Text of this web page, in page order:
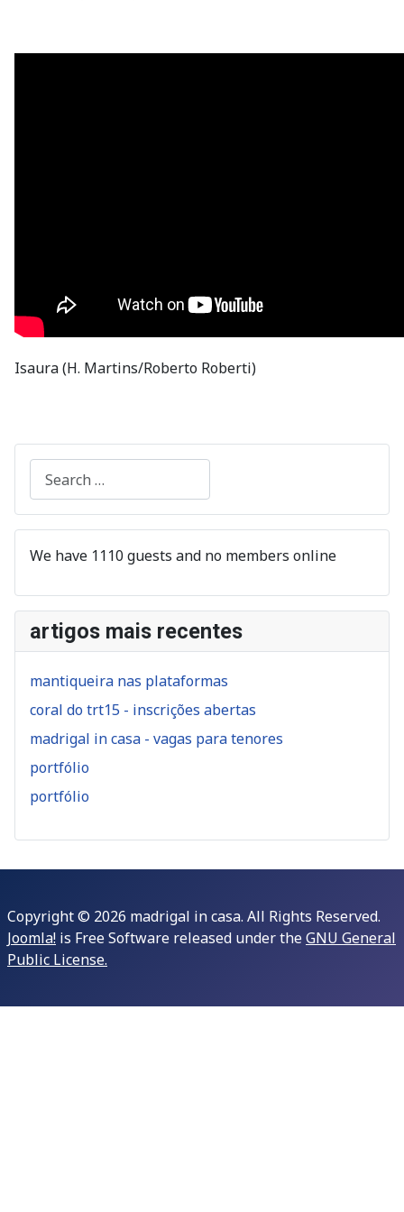
Isaura (H. Martins/Roberto Roberti)
We have 1110 guests and no members online
artigos mais recentes
mantiqueira nas plataformas
coral do trt15 - inscrições abertas
madrigal in casa - vagas para tenores
portfólio
portfólio
Copyright © 2026 madrigal in casa. All Rights Reserved.
Joomla! is Free Software released under theGNU General
Public License.